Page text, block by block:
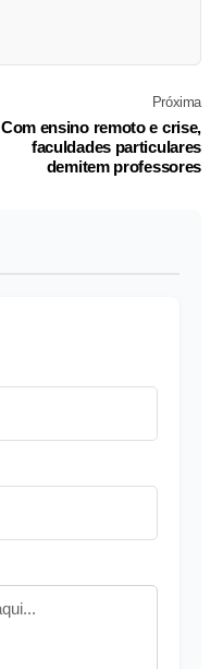
Próxima
Com ensino remoto e crise,
faculdades particulares
demitem professores